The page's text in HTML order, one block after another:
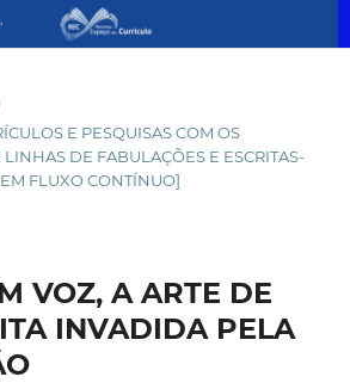
E PESQUISAS COM OS
DE FABULAÇÕES E ESCRITAS-
FLUXO CONTÍNUO]
VOZ, A ARTE DE
INVADIDA PELA